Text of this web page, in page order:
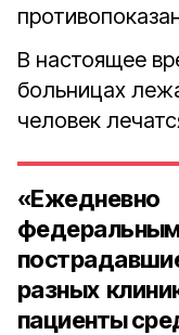
В настоящее
больницах
человек
разных
пациенты